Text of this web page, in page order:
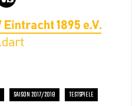
SAISON 2017/2018 TESTSPIELE